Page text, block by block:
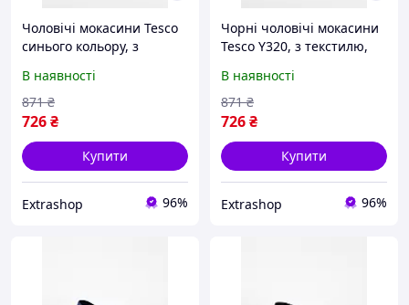
Чоловічі мокасини Tesco
синього кольору, з
підошва 2 см.
В наявності
726₴
871 ₴
Купити
Extrashop 96%
Чорні чоловічі мокасини
Tesco Y320, з текстилю,
довжина стопи від 25,5 до
28 см, ширина в 8-9 см,
підошва 2
В наявності
726₴
871 ₴
Купити
Extrashop 96%